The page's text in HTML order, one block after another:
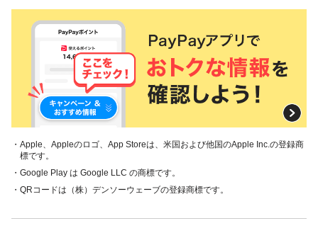
・Apple、Appleのロゴ、App Storeは、米国および他国のApple Inc.の登録商
標です。
・Google Play は Google LLC の商標です。
・QRコードは（株）デンソーウェーブの登録商標です。